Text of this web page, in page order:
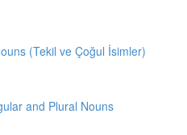
(Tekil ve Çoğul İsimler)
and Plural Nouns